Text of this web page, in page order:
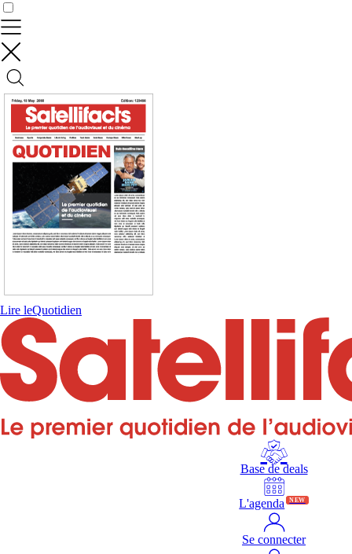
Lire leQuotidien
Base de deals
L'agenda NEW
Se connecter
Contrôler vos données